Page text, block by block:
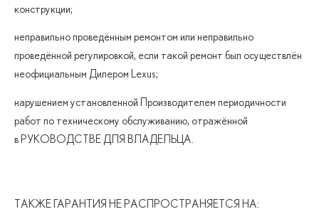
конструкции;
неправильно проведённым ремонтом или неправильно
проведённой регулировкой, если такой ремонт был осуществлён
неофициальным Дилером Lexus;
нарушением установленной Производителем периодичности
работ по техническому обслуживанию, отражённой
в РУКОВОДСТВЕ ДЛЯ ВЛАДЕЛЬЦА.
ТАКЖЕ ГАРАНТИЯ НЕ РАСПРОСТРАНЯЕТСЯ НА: